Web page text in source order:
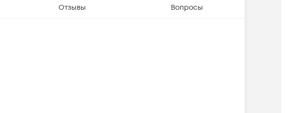
Отзывы Вопросы